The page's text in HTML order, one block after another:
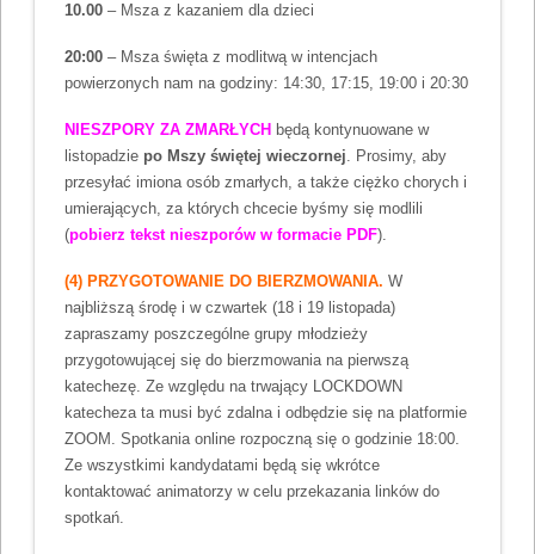
10.00– Msza z kazaniem dla dzieci
20:00– Msza święta z modlitwą w intencjach
powierzonych nam na godziny: 14:30, 17:15, 19:00 i 20:30
NIESZPORY ZA ZMARŁYCH będą kontynuowane w
listopadzie po Mszy świętej wieczornej. Prosimy, aby
przesyłać imiona osób zmarłych, a także ciężko chorych i
umierających, za których chcecie byśmy się modlili
(pobierz tekst nieszporów w formacie PDF).
(4) PRZYGOTOWANIE DO BIERZMOWANIA. W
najbliższą środę i w czwartek (18 i 19 listopada)
zapraszamy poszczególne grupy młodzieży
przygotowującej się do bierzmowania na pierwszą
katechezę. Ze względu na trwający LOCKDOWN
katecheza ta musi być zdalna i odbędzie się na platformie
ZOOM. Spotkania online rozpoczną się o godzinie 18:00.
Ze wszystkimi kandydatami będą się wkrótce
kontaktować animatorzy w celu przekazania linków do
spotkań.